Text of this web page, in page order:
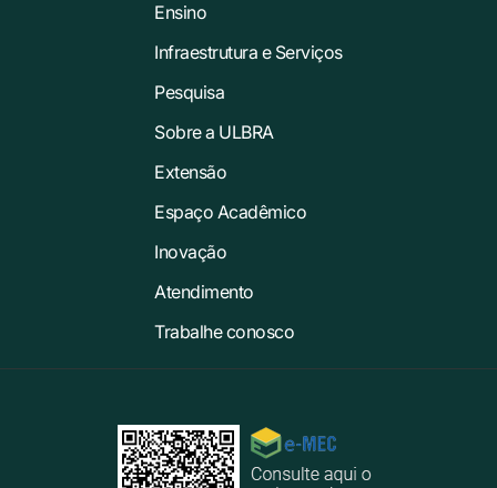
Ensino
Infraestrutura e Serviços
Pesquisa
Sobre a ULBRA
Extensão
Espaço Acadêmico
Inovação
Atendimento
Trabalhe conosco